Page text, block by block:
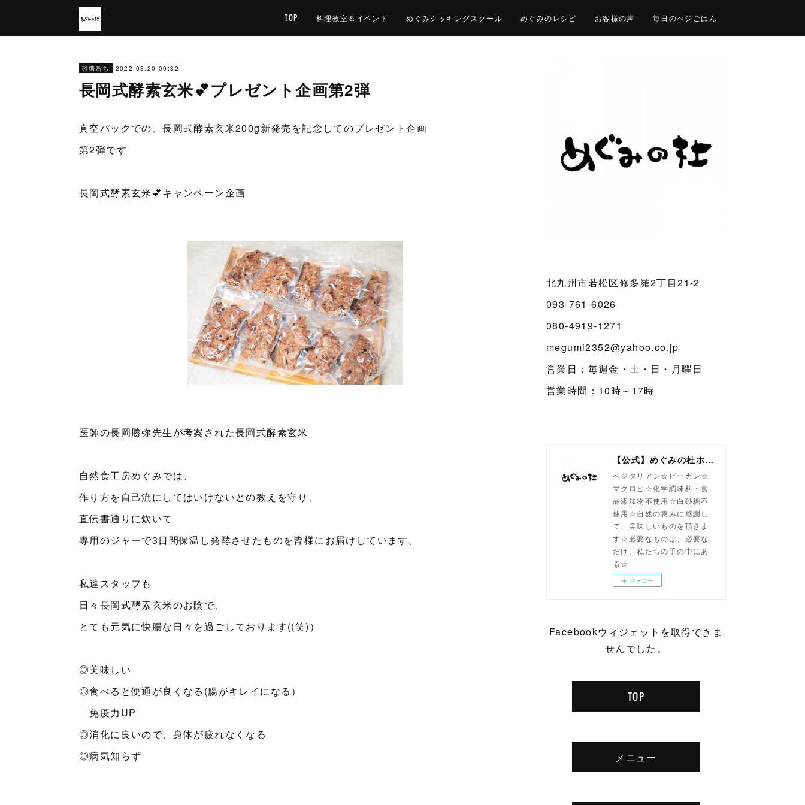
TOP 料理教室＆イベント めぐみクッキングスクール めぐみのレシピ お客様の声 毎日のべジごはん
砂糖断ち 2022.03.20 09:32
長岡式酵素玄米💕プレゼント企画第2弾
真空パックでの、長岡式酵素玄米200g新発売を記念してのプレゼント企画
第2弾です
長岡式酵素玄米💕キャンペーン企画
医師の長岡勝弥先生が考案された長岡式酵素玄米
自然食工房めぐみでは、
作り方を自己流にしてはいけないとの教えを守り、
直伝書通りに炊いて
専用のジャーで3日間保温し発酵させたものを皆様にお届けしています。
私達スタッフも
日々長岡式酵素玄米のお陰で、
とても元気に快腸な日々を過ごしております((笑)）
◎美味しい
◎食べると便通が良くなる(腸がキレイになる）
免疫力UP
◎消化に良いので、身体が疲れなくなる
◎病気知らず
北九州市若松区修多羅2丁目21-2
093-761-6026
080-4919-1271
megumi2352@yahoo.co.jp
営業日：毎週金・土・日・月曜日
営業時間：10時～17時
【公式】めぐみの杜ホームページ(旧自然食工房）
ベジタリアン☆ビーガン☆
マクロビ☆化学調味料・食
品添加物不使用☆白砂糖不
使用☆自然の恵みに感謝し
て、美味しいものを頂きま
す☆必要なものは、必要な
だけ、私たちの手の中にあ
る☆
フォロー
Facebookウィジェットを取得できま
せんでした。
TOP
メニュー